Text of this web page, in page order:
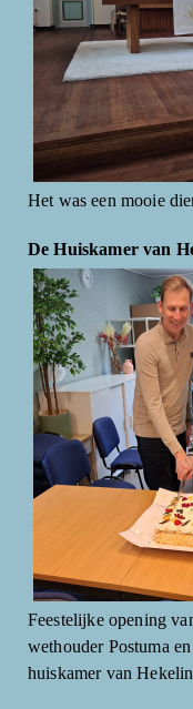
Het was een mooie
De Huiskamer van
Feestelijke opening
wethouder Postuma
huiskamer van